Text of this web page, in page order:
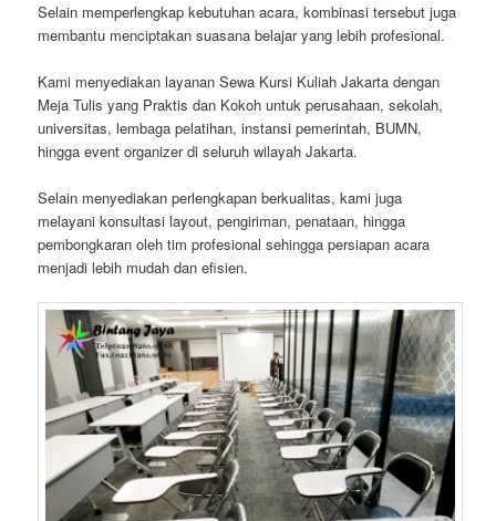
Selain memperlengkap kebutuhan acara, kombinasi tersebut juga
membantu menciptakan suasana belajar yang lebih profesional.
Kami menyediakan layanan Sewa Kursi Kuliah Jakarta dengan
Meja Tulis yang Praktis dan Kokoh untuk perusahaan, sekolah,
universitas, lembaga pelatihan, instansi pemerintah, BUMN,
hingga event organizer di seluruh wilayah Jakarta.
Selain menyediakan perlengkapan berkualitas, kami juga
melayani konsultasi layout, pengiriman, penataan, hingga
pembongkaran oleh tim profesional sehingga persiapan acara
menjadi lebih mudah dan efisien.